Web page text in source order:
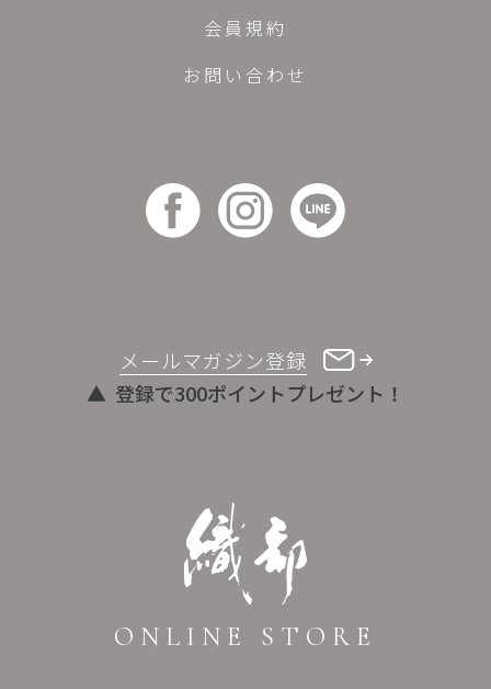
ONLINE STORE
メールマガジン登録
登録で300ポイントプレゼント！
会員規約
お問い合わせ